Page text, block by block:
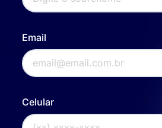
Email
Celular